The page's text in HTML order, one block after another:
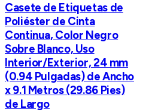
Casete de Etiquetas de
Poliéster de Cinta
Continua, Color Negro
Sobre Blanco, Uso
Interior/Exterior, 24 mm
(0.94 Pulgadas) de Ancho
x 9.1 Metros (29.86 Pies)
de Largo